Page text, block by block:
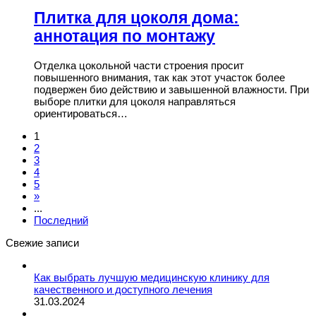
Плитка для цоколя дома:
аннотация по монтажу
Отделка цокольной части строения просит
повышенного внимания, так как этот участок более
подвержен био действию и завышенной влажности. При
выборе плитки для цоколя направляться
ориентироваться…
1
2
3
4
5
»
...
Последний
Свежие записи
Как выбрать лучшую медицинскую клинику для
качественного и доступного лечения
31.03.2024